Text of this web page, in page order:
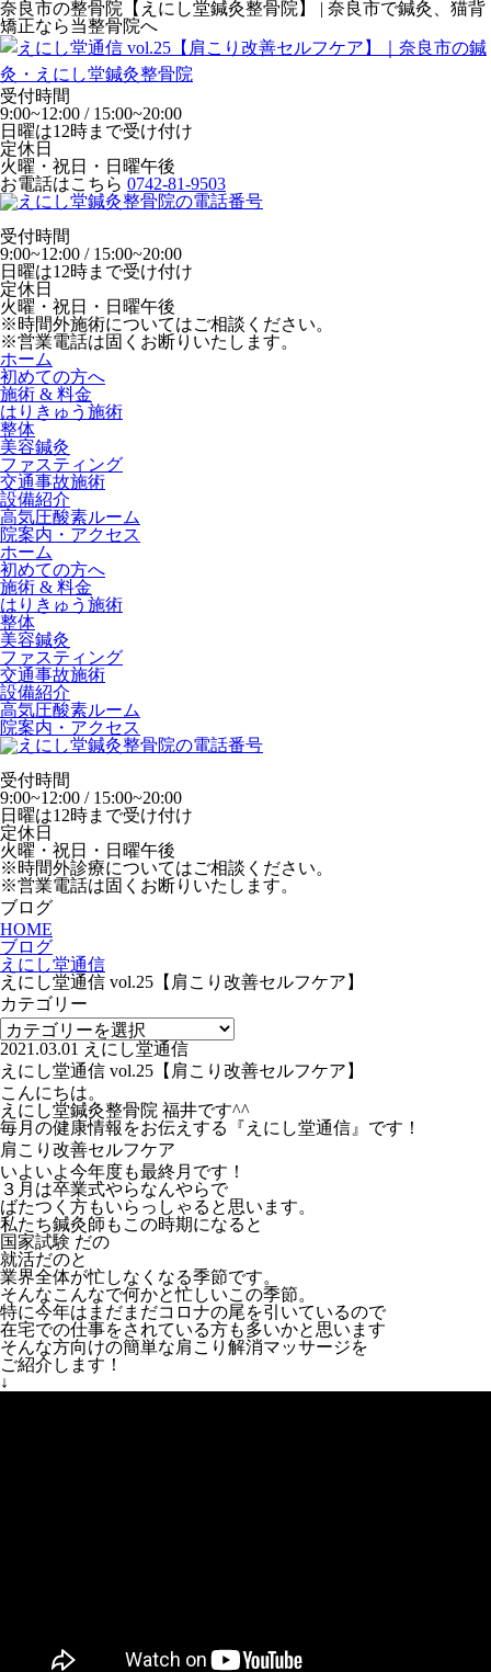
奈良市の整骨院【えにし堂鍼灸整骨院】 | 奈良市で鍼灸、猫背
矯正なら当整骨院へ
受付時間
9:00~12:00 / 15:00~20:00
日曜は12時まで受け付け
定休日
火曜・祝日・日曜午後
お電話はこちら 0742-81-9503
受付時間
9:00~12:00 / 15:00~20:00
日曜は12時まで受け付け
定休日
火曜・祝日・日曜午後
※時間外施術についてはご相談ください。
※営業電話は固くお断りいたします。
ホーム
初めての方へ
施術 & 料金
はりきゅう施術
整体
美容鍼灸
ファスティング
交通事故施術
設備紹介
高気圧酸素ルーム
院案内・アクセス
ホーム
初めての方へ
施術 & 料金
はりきゅう施術
整体
美容鍼灸
ファスティング
交通事故施術
設備紹介
高気圧酸素ルーム
院案内・アクセス
受付時間
9:00~12:00 / 15:00~20:00
日曜は12時まで受け付け
定休日
火曜・祝日・日曜午後
※時間外診療についてはご相談ください。
※営業電話は固くお断りいたします。
ブログ
HOME
ブログ
えにし堂通信
えにし堂通信 vol.25【肩こり改善セルフケア】
カテゴリー
2021.03.01 えにし堂通信
えにし堂通信 vol.25【肩こり改善セルフケア】
こんにちは。
えにし堂鍼灸整骨院 福井です^^
毎月の健康情報をお伝えする『えにし堂通信』です！
肩こり改善セルフケア
いよいよ今年度も最終月です！
３月は卒業式やらなんやらで
ばたつく方もいらっしゃると思います。
私たち鍼灸師もこの時期になると
国家試験 だの
就活だのと
業界全体が忙しなくなる季節です。
そんなこんなで何かと忙しいこの季節。
特に今年はまだまだコロナの尾を引いているので
在宅での仕事をされている方も多いかと思います
そんな方向けの簡単な肩こり解消マッサージを
ご紹介します！
↓